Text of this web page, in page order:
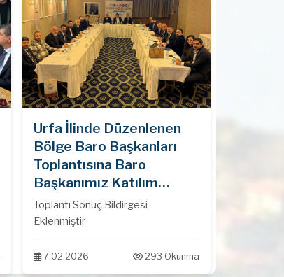
Urfa İlinde Düzenlenen
Bölge Baro Başkanları
Toplantısına Baro
Başkanımız Katılım
Sağlamıştır.
Toplantı Sonuç Bildirgesi
Eklenmiştir
7.02.2026 293 Okunma